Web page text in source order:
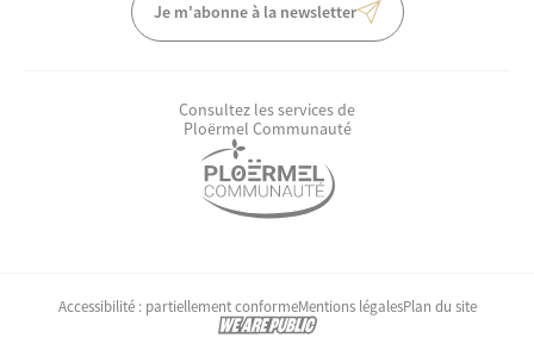
Je m'abonne à la newsletter
Consultez les services de
Ploërmel Communauté
Accessibilité : partiellement conformeMentions légalesPlan du site